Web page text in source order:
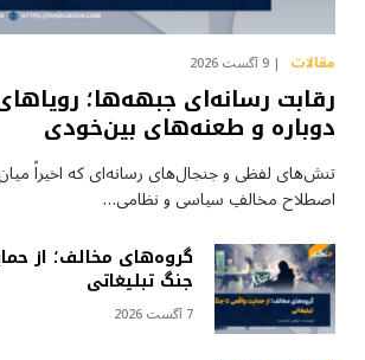
مقالات 9 آگست 2026
رقابت رسانه‌ای جبهه‌ها؛
دوباره و طعنه‌های بین‌خودی
تنش‌های لفظی و جنجال‌های رسانه‌ای که اخیراً
اصطلاح مخالفِ سیاسی و نظامی…
گروه‌های مخالف؛ از
جنگ تبلیغاتی
7 آگست 2026